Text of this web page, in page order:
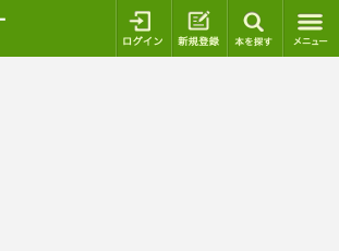
ログイン 新規登録